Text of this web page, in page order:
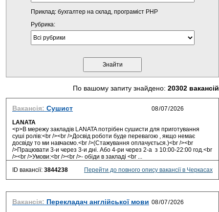
Приклад: бухгалтер на склад, програміст PHP
Рубрика:
По вашому запиту знайдено: 20302 вакансій
Вакансія: Сушист
LANATA
<p>В мережу закладів LANATA потрібен сушисти для приготування
суші ролів:<br /><br />Досвід роботи буде перевагою , якщо немає
досвіду то ми навчаємо.<br />(Стажування оплачується.)<br /><br
/>Працювати 3-и через 3-и дні. Або 4-ри через 2-а з 10:00-22:00 год.<br
/><br />Умови:<br /><br />- обіди в закладі <br ...
ID вакансії: 3844238 Перейти до повного опису вакансії в Черкасах
Вакансія: Перекладач англійської мови